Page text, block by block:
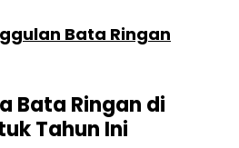
Bata Ringan
Bata Ringan di
Tahun Ini